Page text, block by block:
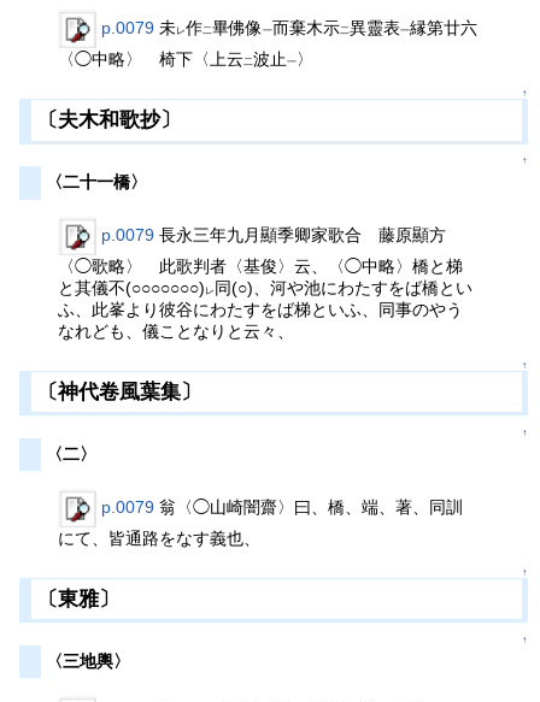
p.0079 未レ作二畢佛像一而棄木示二異靈表一縁第廿六
〈◯中略〉 椅下〈上云二波止一 〉
↑
〔夫木和歌抄〕
↑
〈二十一橋〉
p.0079 長永三年九月顯季卿家歌合 藤原顯方
〈◯歌略〉 此歌判者〈基俊〉云、〈◯中略〉橋と梯
と其儀不(○○○○○○○) レ 同(○)、河や池にわたすをば橋とい
ふ、此峯より彼谷にわたすをば梯といふ、同事のやう
なれども、儀ことなりと云々、
↑
〔神代卷風葉集〕
↑
〈二〉
p.0079 翁〈◯山崎闇齋〉曰、橋、端、著、同訓
にて、皆通路をなす義也、
↑
〔東雅〕
↑
〈三地輿〉